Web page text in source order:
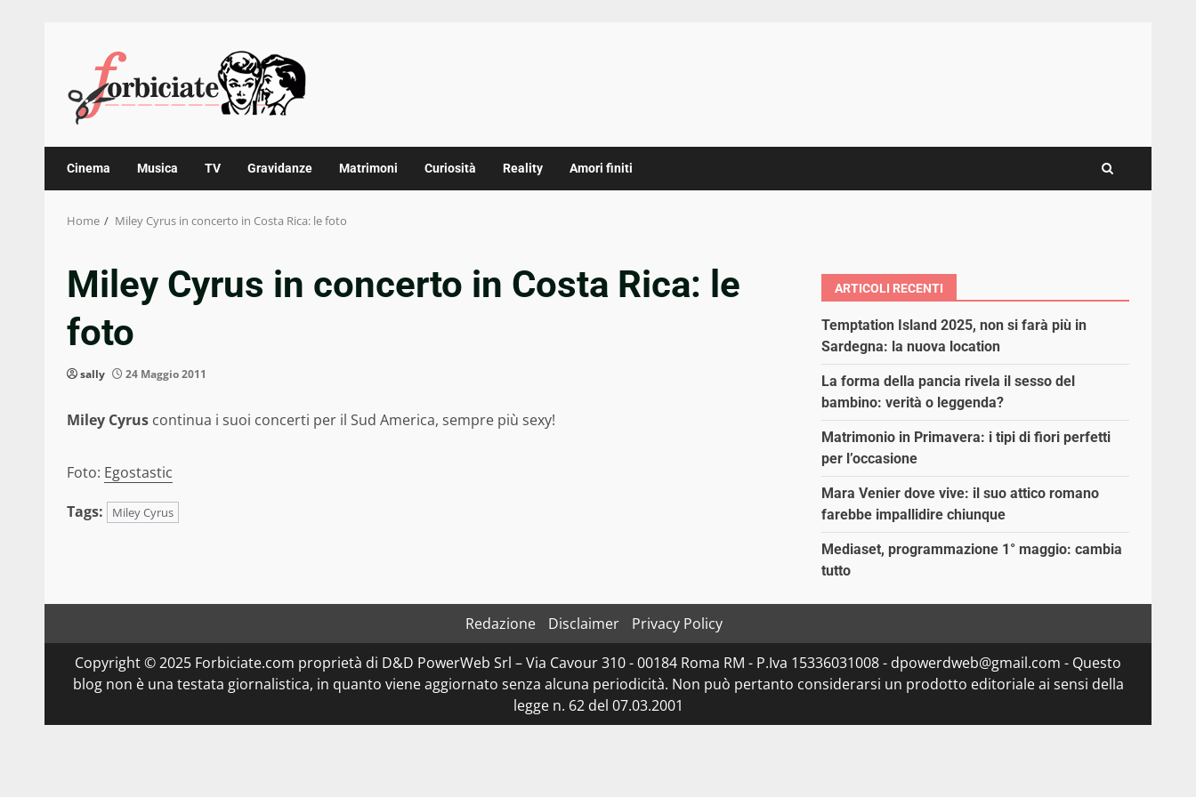
content
Cinema Musica TV Gravidanze Matrimoni Curiosità Reality Amori finiti
Home Miley Cyrus in concerto in Costa Rica: le foto
Miley Cyrus in concerto in Costa Rica: le
foto
sally 24 Maggio 2011
Miley Cyrus continua i suoi concerti per il Sud America, sempre più sexy!
Foto: Egostastic
Tags:
Miley Cyrus
ARTICOLI RECENTI
Temptation Island 2025, non si farà più in
Sardegna: la nuova location
La forma della pancia rivela il sesso del
bambino: verità o leggenda?
Matrimonio in Primavera: i tipi di fiori perfetti
per l’occasione
Mara Venier dove vive: il suo attico romano
farebbe impallidire chiunque
Mediaset, programmazione 1° maggio: cambia
tutto
Redazione Disclaimer
Privacy Policy
Copyright © 2025 Forbiciate.com proprietà di D&D PowerWeb Srl – Via Cavour 310 - 00184 Roma RM - P.Iva 15336031008 - dpowerdweb@gmail.com - Questo
blog non è una testata giornalistica, in quanto viene aggiornato senza alcuna periodicità. Non può pertanto considerarsi un prodotto editoriale ai sensi della
legge n. 62 del 07.03.2001